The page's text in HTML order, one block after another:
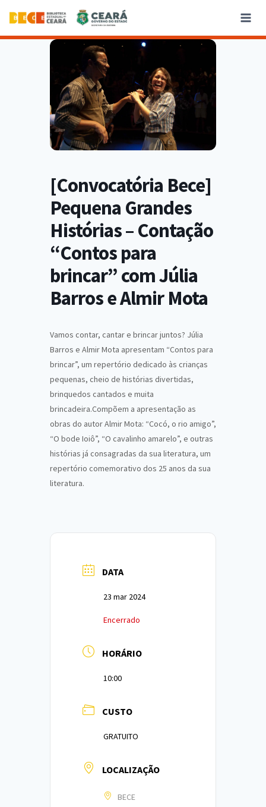
[Convocatória Bece]
Pequena Grandes
Histórias – Contação
“Contos para
brincar” com Júlia
Barros e Almir Mota
Vamos contar, cantar e brincar juntos? Júlia
Barros e Almir Mota apresentam “Contos para
brincar”, um repertório dedicado às crianças
pequenas, cheio de histórias divertidas,
brinquedos cantados e muita
brincadeira.Compõem a apresentação as
obras do autor Almir Mota: “Cocó, o rio amigo”,
“O bode Ioiô”, “O cavalinho amarelo”, e outras
histórias já consagradas da sua literatura, um
repertório comemorativo dos 25 anos da sua
literatura.
DATA
23 mar 2024
Encerrado
HORÁRIO
10:00
CUSTO
GRATUITO
LOCALIZAÇÃO
BECE